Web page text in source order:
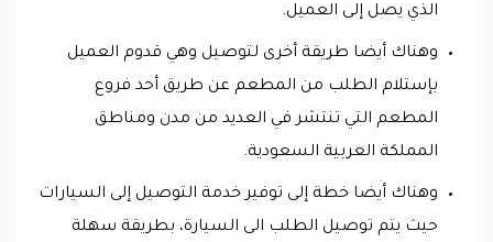
الذي يصل إلى العميل.
وهناك أيضا طريقة أخرى لتوصيل وهي قدوم العميل
بإستلام الطلب من المطعم عن طريق أحد فروع
المطعم التي تنتشر في العديد من مدن ومناطق
المملكة العربية السعودية.
وهناك أيضا خطة إلى توفير خدمة التوصيل إلى السيارات
حيث يتم توصيل الطلب الى السيارة، بطريقة سهلة